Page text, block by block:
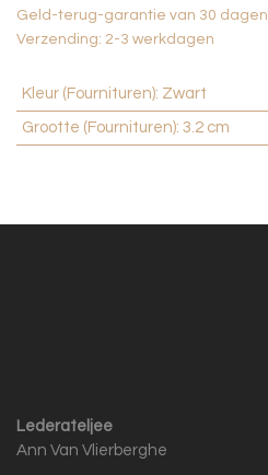
Geld-terug-garantie van 30 dagen
Verzending: 2-3 werkdagen
Kleur (Fournituren): Zwart
Grootte (Fournituren): 3.2 cm
Lederateljee
Ann Van Vlierberghe